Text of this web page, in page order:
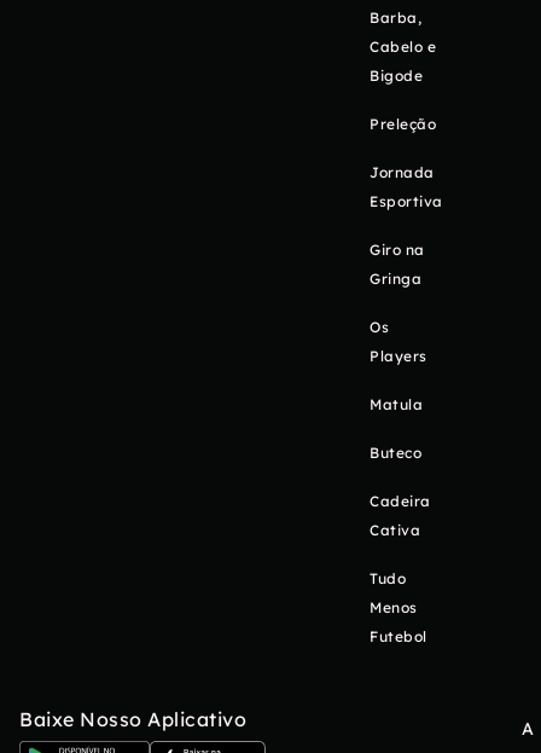
Barba,
Cabelo e
Bigode
Preleção
Jornada
Esportiva
Giro na
Gringa
Os
Players
Matula
Buteco
Cadeira
Cativa
Tudo
Menos
Futebol
Baixe Nosso Aplicativo
A